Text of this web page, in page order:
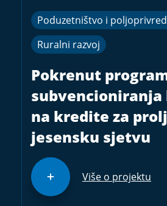
Poduzetništvo i
Ruralni razvoj
Pokrenut
subvencioniranja
na kredite za
jesensku sjetvu
Više o projektu